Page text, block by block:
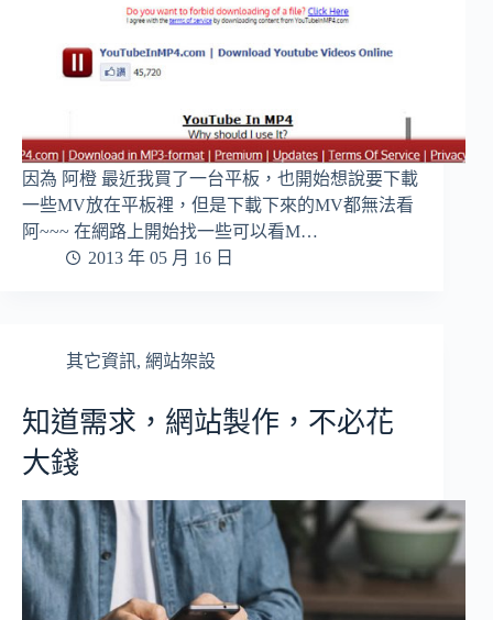
因為 阿橙 最近我買了一台平板，也開始想說要下載
一些MV放在平板裡，但是下載下來的MV都無法看
阿~~~ 在網路上開始找一些可以看M…
2013 年 05 月 16 日
其它資訊, 網站架設
知道需求，網站製作，不必花
大錢